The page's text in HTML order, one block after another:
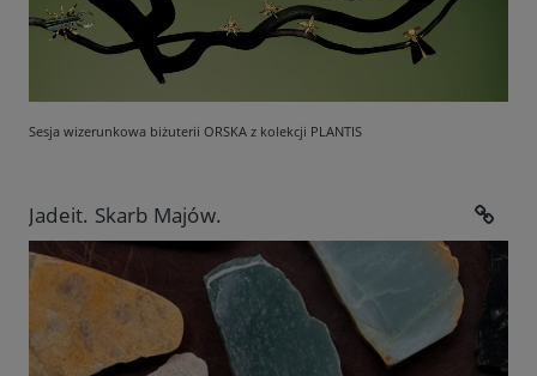
Sesja wizerunkowa biżuterii ORSKA z kolekcji PLANTIS
Jadeit. Skarb Majów.